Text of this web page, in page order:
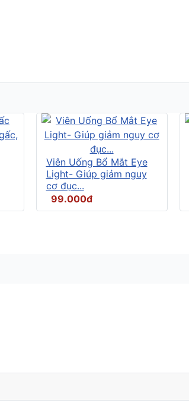
Viên Uống Bổ Mắt Eye
Light- Giúp giảm nguy
cơ đục...
99.000đ